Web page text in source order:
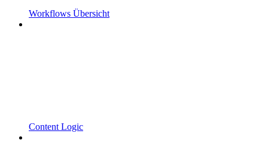
Workflows Übersicht
Content Logic